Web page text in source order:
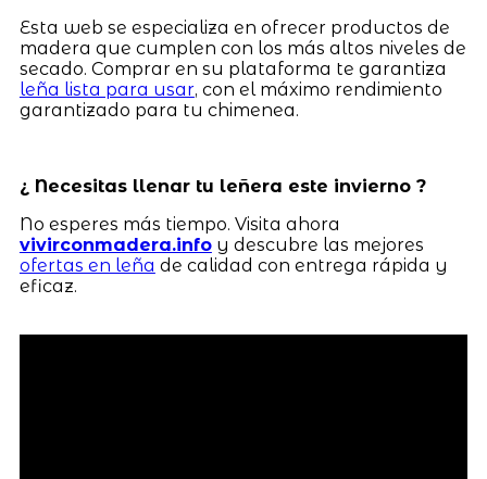
Esta web se especializa en ofrecer productos de
madera que cumplen con los más altos niveles de
secado. Comprar en su plataforma te garantiza
leña lista para usar, con el máximo rendimiento
garantizado para tu chimenea.
¿ Necesitas llenar tu leñera este invierno ?
No esperes más tiempo. Visita ahora
vivirconmadera.infoy descubre las mejores
ofertas en leña de calidad con entrega rápida y
eficaz.